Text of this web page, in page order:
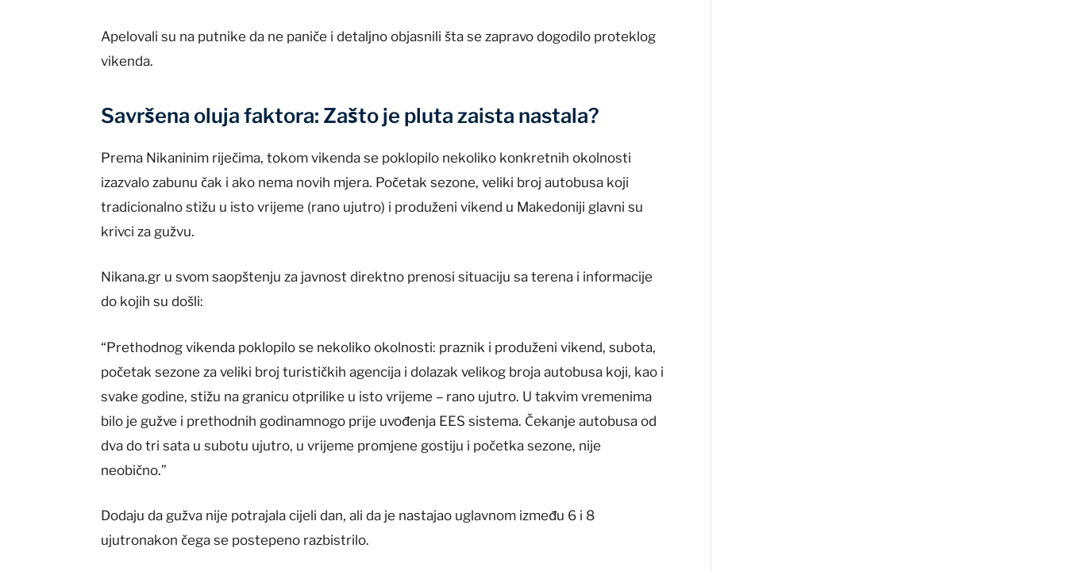
Apelovali su na putnike da ne paniče i detaljno objasnili šta se zapravo dogodilo proteklog
vikenda.
Savršena oluja faktora: Zašto je pluta zaista nastala?
Prema Nikaninim riječima, tokom vikenda se poklopilo nekoliko konkretnih okolnosti
izazvalo zabunu čak i ako nema novih mjera. Početak sezone, veliki broj autobusa koji
tradicionalno stižu u isto vrijeme (rano ujutro) i produženi vikend u Makedoniji glavni su
krivci za gužvu.
Nikana.gr u svom saopštenju za javnost direktno prenosi situaciju sa terena i informacije
do kojih su došli:
“Prethodnog vikenda poklopilo se nekoliko okolnosti: praznik i produženi vikend, subota,
početak sezone za veliki broj turističkih agencija i dolazak velikog broja autobusa koji, kao i
svake godine, stižu na granicu otprilike u isto vrijeme – rano ujutro. U takvim vremenima
bilo je gužve i prethodnih godinamnogo prije uvođenja EES sistema. Čekanje autobusa od
dva do tri sata u subotu ujutro, u vrijeme promjene gostiju i početka sezone, nije
neobično.”
Dodaju da gužva nije potrajala cijeli dan, ali da je nastajao uglavnom između 6 i 8
ujutronakon čega se postepeno razbistrilo.